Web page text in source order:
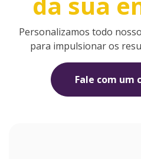
Personalizamos todo
para impulsionar os
Fale com um